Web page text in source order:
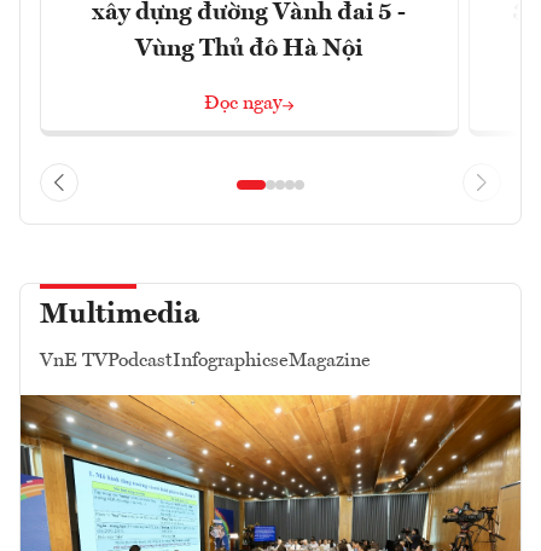
xây dựng đường Vành đai 5 -
Vùng Thủ đô Hà Nội
Đọc ngay
Multimedia
VnE TVPodcastInfographicseMagazine